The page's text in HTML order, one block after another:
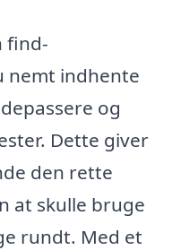
find-
nemt indhente
og
Dette giver
den rette
at skulle bruge
rundt. Med et